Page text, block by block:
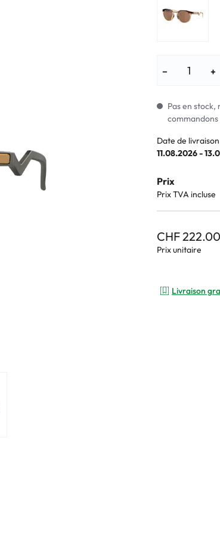
Symptômes
− +
Pas en stock,
Date de
11.08.2026 -
Prix
Prix TVA incluse
CHF 222.00
Prix unitaire
Livraison